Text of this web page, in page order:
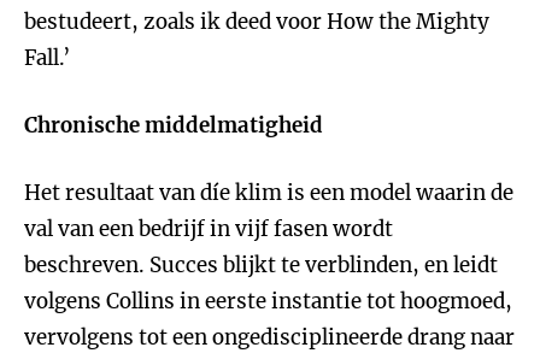
bestudeert, zoals ik deed voor How the Mighty
Fall.’
Chronische middelmatigheid
Het resultaat vandíe klim is een model waarin de
val van een bedrijf in vijf fasen wordt
beschreven. Succes blijkt te verblinden, en leidt
volgens Collins in eerste instantie tot hoogmoed,
vervolgens tot een ongedisciplineerde drang naar